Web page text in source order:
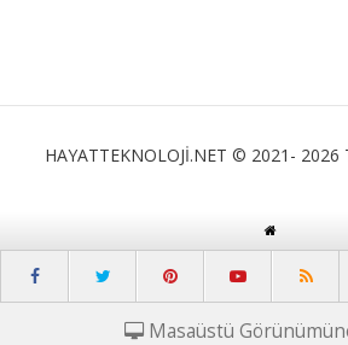
HAYATTEKNOLOJİ.NET © 2021- 2026
Masaüstü